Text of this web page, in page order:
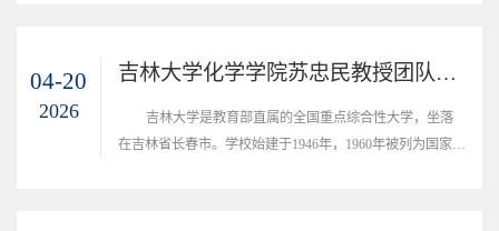
年04月24
04-20
2026
吉林大学化学学院苏忠民教授团队博士后招聘启事
吉林大学是教育部直属的全国重点综合性大学，坐落
在吉林省长春市。学校始建于1946年，1960年被列为国家重